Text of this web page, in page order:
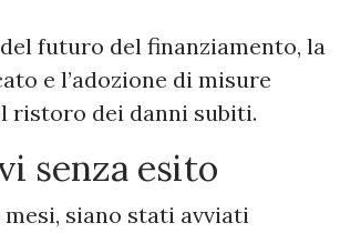
futuro del finanziamento, la
e l’adozione di misure
ristoro dei danni subiti.
senza esito
siano stati avviati